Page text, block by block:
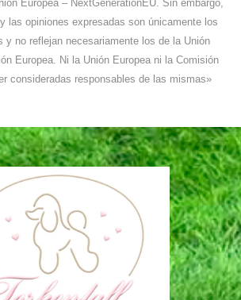
Europea – NextGenerationEU. Sin embargo,
las opiniones expresadas son únicamente los
y no reflejan necesariamente los de la Unión
Europea. Ni la Unión Europea ni la Comisión
consideradas responsables de las mismas»